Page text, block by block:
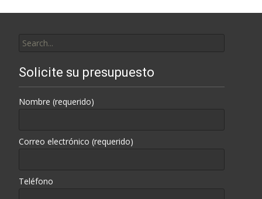
for:
Solicite su presupuesto
Nombre (requerido)
Correo electrónico (requerido)
Teléfono